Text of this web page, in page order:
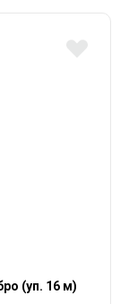
(уп. 16 м)